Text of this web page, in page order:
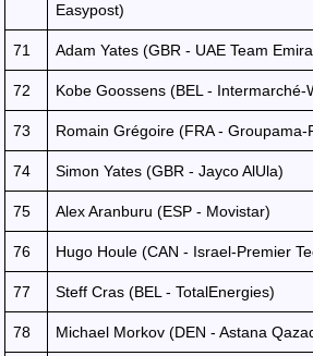
Easypost)
71 Adam Yates (GBR - UAE Team
72 Kobe Goossens (BEL - Intermarché-
73 Romain Grégoire (FRA - Groupama-
74 Simon Yates (GBR - Jayco AlUla)
75 Alex Aranburu (ESP - Movistar)
76 Hugo Houle (CAN - Israel-Premier
77 Steff Cras (BEL - TotalEnergies)
78 Michael Morkov (DEN - Astana